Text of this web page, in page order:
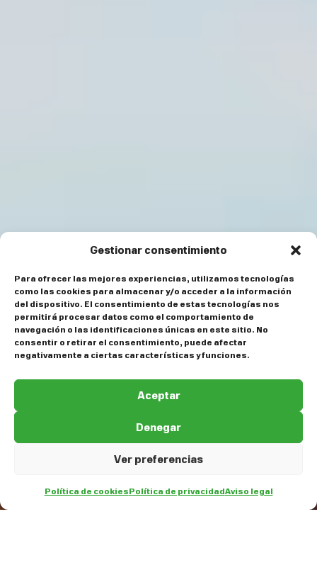
Gestionar consentimiento
Para ofrecer las mejores experiencias, utilizamos tecnologías
como las cookies para almacenar y/o acceder a la información
del dispositivo. El consentimiento de estas tecnologías nos
permitirá procesar datos como el comportamiento de
navegación o las identificaciones únicas en este sitio. No
consentir o retirar el consentimiento, puede afectar
negativamente a ciertas características y funciones.
Aceptar
Denegar
Ver preferencias
Política de cookiesPolítica de privacidadAviso legal
ES